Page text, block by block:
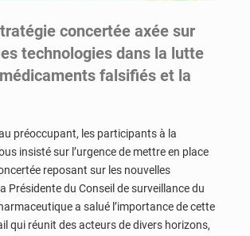
concertée axée sur
technologies dans la lutte
falsifiés et la
préoccupant, les participants à la
insisté sur l’urgence de mettre en place
reposant sur les nouvelles
Présidente du Conseil de surveillance du
a salué l’importance de cette
qui réunit des acteurs de divers horizons,